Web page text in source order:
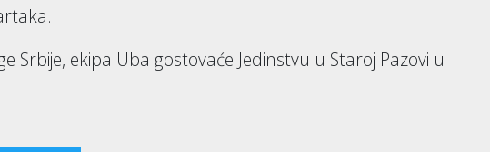
Srbije, ekipa Uba gostovaće Jedinstvu u Staroj Pazovi u